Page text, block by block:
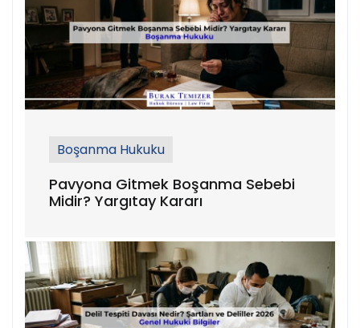
Boşanma Hukuku
Pavyona Gitmek Boşanma Sebebi
Midir? Yargıtay Kararı